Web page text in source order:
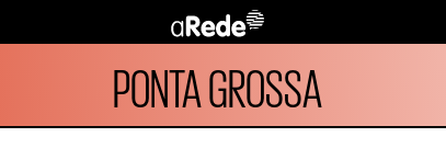
PONTA GROSSA